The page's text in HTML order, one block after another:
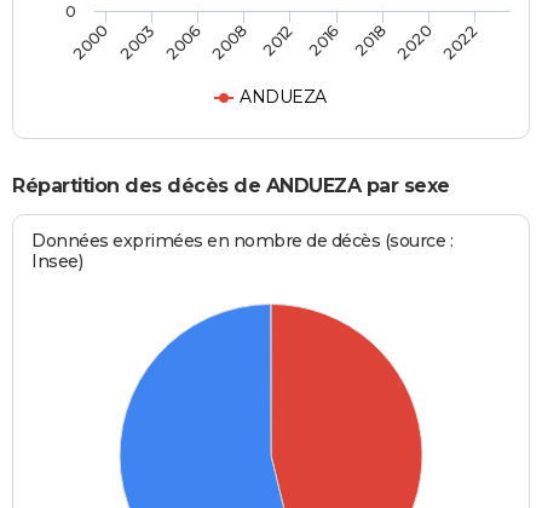
ANDUEZA
2000 2003 2006 2008 2012 2016 2018 2020 2022
0
Répartition des décès de ANDUEZA par sexe
Données exprimées en nombre de décès (source :
Insee)